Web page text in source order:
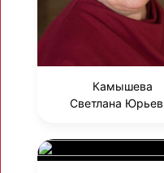
Камышева
Светлана